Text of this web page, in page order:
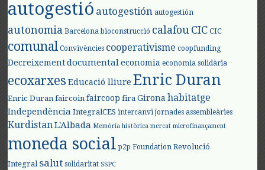
autogestió autogestión autogestión
autonomia Barcelona bioconstrucció calafouCIC CIC
comunal Convivències cooperativisme coopfunding
Decreixement documental economia economia solidària
ecoxarxes Educació lliure Enric Duran
Enric Duran faircoin faircoop fira Girona habitatge
Independència IntegralCES intercanvi jornades assembleàries
KurdistanL'Albada Memòria històrica mercat microfinançament
moneda social p2p Foundation Revolució
Integral salut solidaritat SSPC